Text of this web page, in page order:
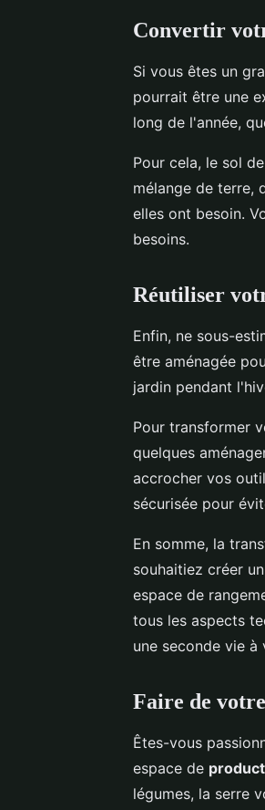
Convertir
Si vous êtes un
pourrait être une
long de l'année,
Pour cela, le sol
mélange de terre,
elles ont besoin.
besoins.
Réutiliser
Enfin, ne sous-
être aménagée
jardin pendant
Pour transformer
quelques
accrocher vos
sécurisée pour
En somme, la
souhaitiez créer
espace de
tous les aspects
une seconde vie à
Faire de
Êtes-vous
espace de
légumes, la serre